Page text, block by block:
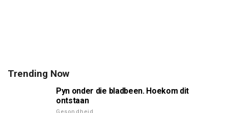
Trending Now
Pyn onder die bladbeen. Hoekom dit
ontstaan